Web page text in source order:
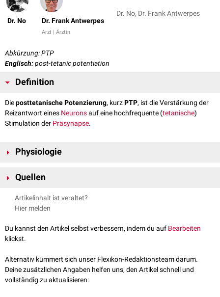
Dr. No Dr. Frank Antwerpes
Arzt | Ärztin
Dr. No, Dr. Frank Antwerpes
Abkürzung: PTP
Englisch:post-tetanic potentiation
Definition
Dieposttetanische Potenzierung, kurzPTP, ist die Verstärkung der
Reizantwort eines Neuronsauf eine hochfrequente (tetanische)
Stimulation der Präsynapse.
Physiologie
Erhöhung derKalziumkonzentration
Überschuss an Kalziumionen sorgt für erhöhte
Transmitterausschüttung von
Zunahme derEinzel-EPSP-Amplitudeund hält wenige Minuten an. Als
Konsequenz wird die Effizienz der synaptischen Übertragung und damit
gesteigert.
Die PTP gehört wie dieLangzeitpotenzierung
Quellen
Klinische Neurologie
Physiologie der Haustiere
Artikelinhalt ist veraltet?
Hier melden
Du kannst den Artikel selbst verbessern, indem du auf Bearbeiten
klickst.
Alternativ kümmert sich unser Flexikon-Redaktionsteam darum.
Deine zusätzlichen Angaben helfen uns, den Artikel schnell und
vollständig zu aktualisieren: